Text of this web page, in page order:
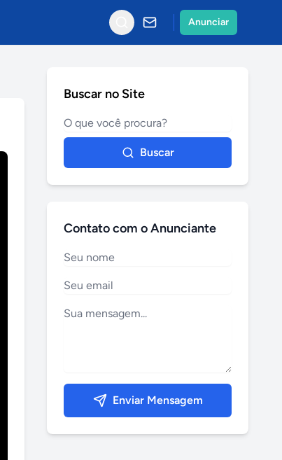
Anunciar
Buscar no Site
Buscar
Contato com o Anunciante
Enviar Mensagem